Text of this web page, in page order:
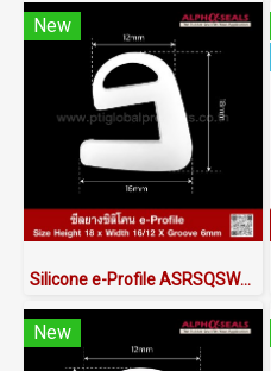
New
Silicone e-Profile ASRSQSW6018X16/12 | FDA Food Grade Seal 220°C
New